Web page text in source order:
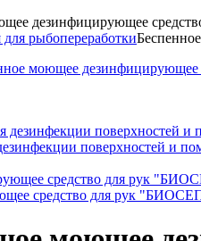
дезинфицирующее
рыбопереработки
поверхностей и
средство для рук